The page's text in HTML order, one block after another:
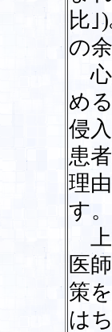
比｣
の
心
め
侵
患
理
す。
上
医
策
は